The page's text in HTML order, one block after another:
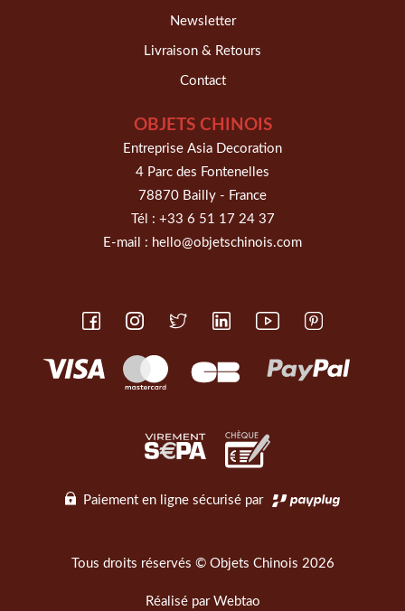
Newsletter
Livraison & Retours
Contact
OBJETS CHINOIS
Entreprise Asia Decoration
4 Parc des Fontenelles
78870 Bailly - France
Tél : +33 6 51 17 24 37
E-mail : hello@objetschinois.com
Paiement en ligne sécurisé par
Tous droits réservés © Objets Chinois 2026
Réalisé par Webtao